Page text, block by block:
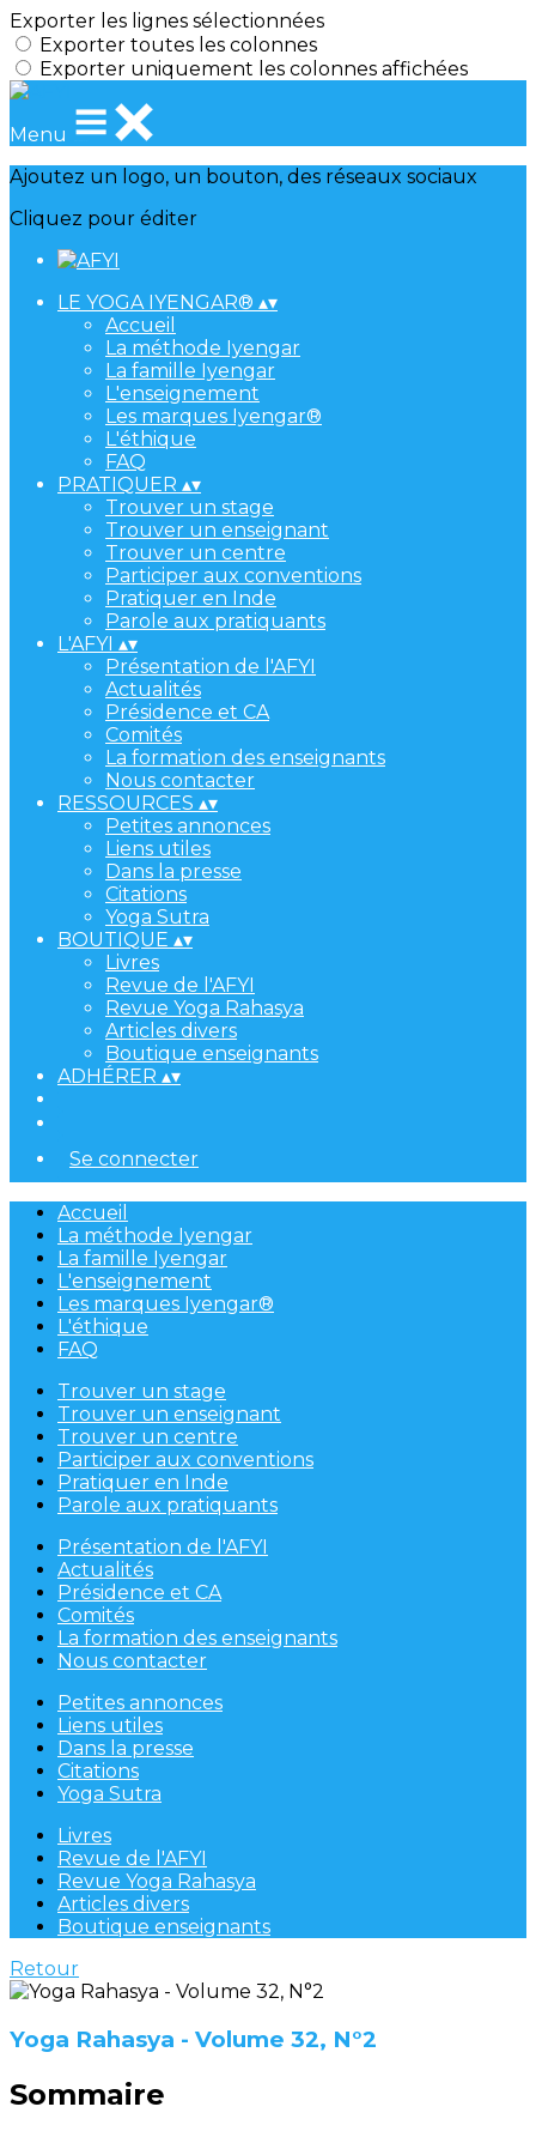
Exporter les lignes sélectionnées
Exporter toutes les colonnes
Exporter uniquement les colonnes affichées
Menu
Ajoutez un logo, un bouton, des réseaux sociaux
Cliquez pour éditer
LE YOGA IYENGAR® ▴▾
Accueil
La méthode Iyengar
La famille Iyengar
L'enseignement
Les marques Iyengar®
L'éthique
FAQ
PRATIQUER ▴▾
Trouver un stage
Trouver un enseignant
Trouver un centre
Participer aux conventions
Pratiquer en Inde
Parole aux pratiquants
L'AFYI ▴▾
Présentation de l'AFYI
Actualités
Présidence et CA
Comités
La formation des enseignants
Nous contacter
RESSOURCES ▴▾
Petites annonces
Liens utiles
Dans la presse
Citations
Yoga Sutra
BOUTIQUE ▴▾
Livres
Revue de l'AFYI
Revue Yoga Rahasya
Articles divers
Boutique enseignants
ADHÉRER ▴▾
Se connecter
Accueil
La méthode Iyengar
La famille Iyengar
L'enseignement
Les marques Iyengar®
L'éthique
FAQ
Trouver un stage
Trouver un enseignant
Trouver un centre
Participer aux conventions
Pratiquer en Inde
Parole aux pratiquants
Présentation de l'AFYI
Actualités
Présidence et CA
Comités
La formation des enseignants
Nous contacter
Petites annonces
Liens utiles
Dans la presse
Citations
Yoga Sutra
Livres
Revue de l'AFYI
Revue Yoga Rahasya
Articles divers
Boutique enseignants
Retour
Yoga Rahasya - Volume 32, N°2
Sommaire